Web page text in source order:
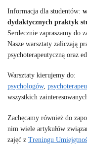
Informacja dla studentów:
dydaktycznych praktyk
Serdecznie zapraszamy do
Nasze warsztaty zaliczają
psychoterapeutyczną oraz
Warsztaty kierujemy do:
psychologów,
wszystkich
Zachęcamy również do
nim wiele artykułów
zajęć z Treningu